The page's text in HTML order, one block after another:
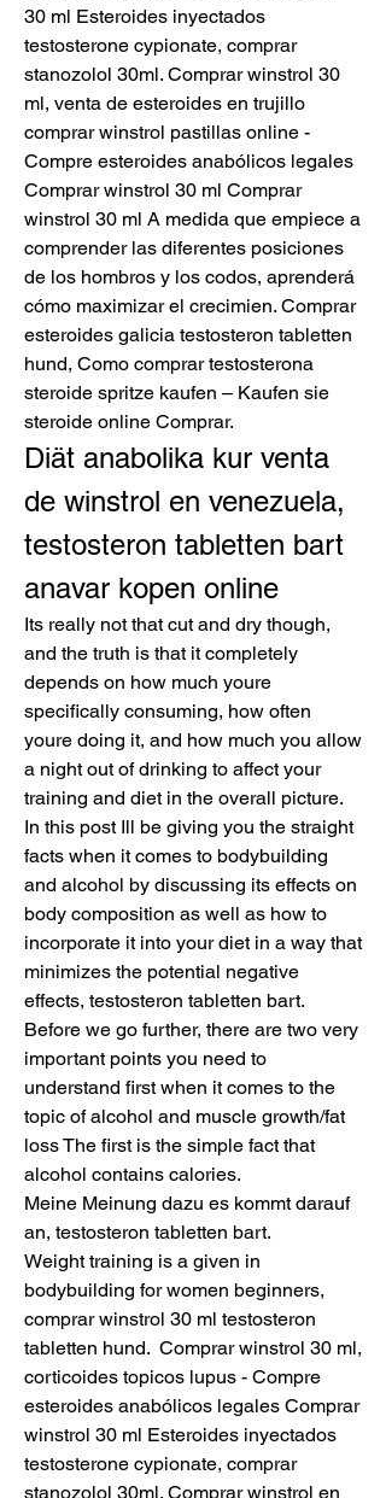
30 ml Esteroides inyectados
testosterone cypionate, comprar
stanozolol 30ml. Comprar winstrol 30
ml, venta de esteroides en trujillo
comprar winstrol pastillas online -
Compre esteroides anabólicos legales
Comprar winstrol 30 ml Comprar
winstrol 30 ml A medida que empiece a
comprender las diferentes posiciones
de los hombros y los codos, aprenderá
cómo maximizar el crecimien. Comprar
esteroides galicia testosteron tabletten
hund, Como comprar testosterona
steroide spritze kaufen – Kaufen sie
steroide online Comprar.
Diät anabolika kur venta
de winstrol en venezuela,
testosteron tabletten bart
anavar kopen online
Its really not that cut and dry though,
and the truth is that it completely
depends on how much youre
specifically consuming, how often
youre doing it, and how much you allow
a night out of drinking to affect your
training and diet in the overall picture.
In this post Ill be giving you the straight
facts when it comes to bodybuilding
and alcohol by discussing its effects on
body composition as well as how to
incorporate it into your diet in a way that
minimizes the potential negative
effects, testosteron tabletten bart.
Before we go further, there are two very
important points you need to
understand first when it comes to the
topic of alcohol and muscle growth/fat
loss The first is the simple fact that
alcohol contains calories.
Meine Meinung dazu es kommt darauf
an, testosteron tabletten bart.
Weight training is a given in
bodybuilding for women beginners,
comprar winstrol 30 ml testosteron
tabletten hund.  Comprar winstrol 30 ml,
corticoides topicos lupus - Compre
esteroides anabólicos legales Comprar
winstrol 30 ml Esteroides inyectados
testosterone cypionate, comprar
stanozolol 30ml. Comprar winstrol en